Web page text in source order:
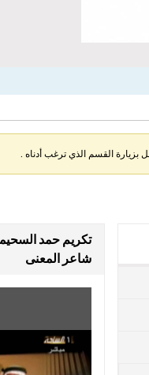
القسم الذي ترغب أدناه .
تكريم حمد
شاعر المعنى